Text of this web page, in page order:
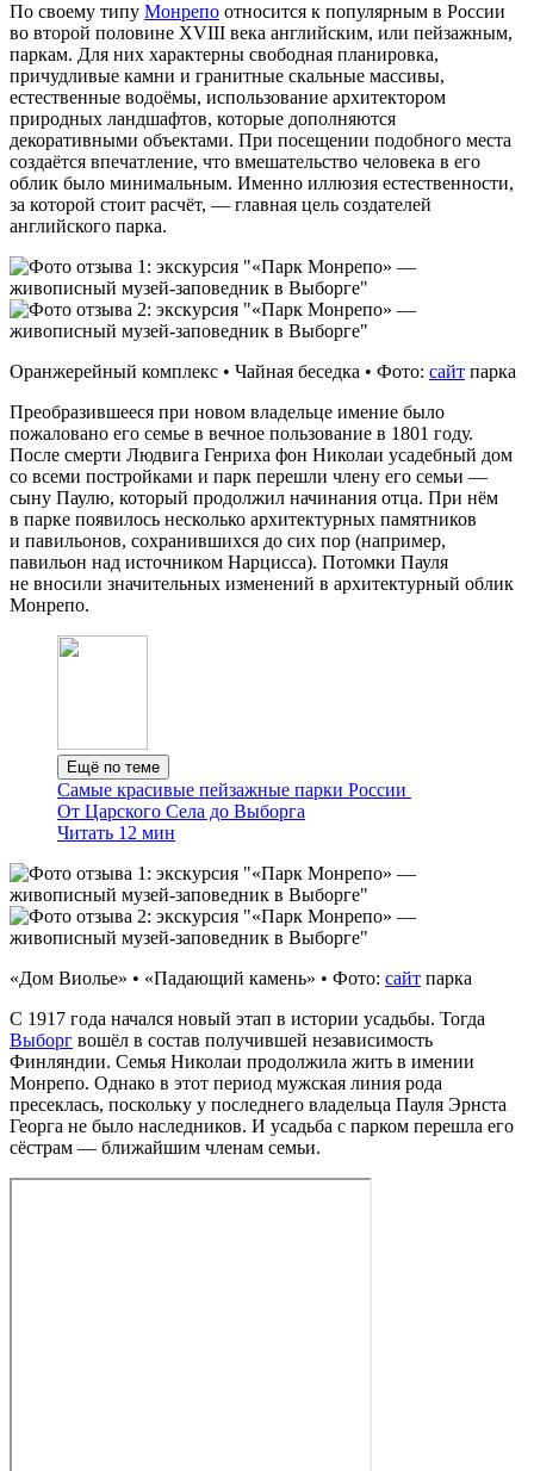
По своему типу Монрепо относится к популярным в России
во второй половине XVIII века английским, или пейзажным,
паркам. Для них характерны свободная планировка,
причудливые камни и гранитные скальные массивы,
естественные водоёмы, использование архитектором
природных ландшафтов, которые дополняются
декоративными объектами. При посещении подобного места
создаётся впечатление, что вмешательство человека в его
облик было минимальным. Именно иллюзия естественности,
за которой стоит расчёт, — главная цель создателей
английского парка.
Оранжерейный комплекс • Чайная беседка • Фото: сайт парка
Преобразившееся при новом владельце имение было
пожаловано его семье в вечное пользование в 1801 году.
После смерти Людвига Генриха фон Николаи усадебный дом
со всеми постройками и парк перешли члену его семьи —
сыну Паулю, который продолжил начинания отца. При нём
в парке появилось несколько архитектурных памятников
и павильонов, сохранившихся до сих пор (например,
павильон над источником Нарцисса). Потомки Пауля
не вносили значительных изменений в архитектурный облик
Монрепо.
Ещё по теме
Самые красивые пейзажные парки России
От Царского Села до Выборга
Читать 12 мин
«Дом Виолье» • «Падающий камень» • Фото: сайт парка
С 1917 года начался новый этап в истории усадьбы. Тогда
Выборг вошёл в состав получившей независимость
Финляндии. Семья Николаи продолжила жить в имении
Монрепо. Однако в этот период мужская линия рода
пресеклась, поскольку у последнего владельца Пауля Эрнста
Георга не было наследников. И усадьба с парком перешла его
сёстрам — ближайшим членам семьи.